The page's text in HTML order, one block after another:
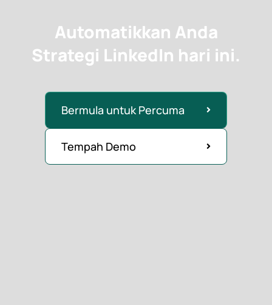
Automatikkan Anda
Strategi LinkedIn hari ini.
Bermula untuk Percuma
Tempah Demo